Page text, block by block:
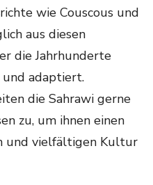
wie Couscous und
aus diesen
die Jahrhunderte
adaptiert.
die Sahrawi gerne
zu, um ihnen einen
und vielfältigen Kultur